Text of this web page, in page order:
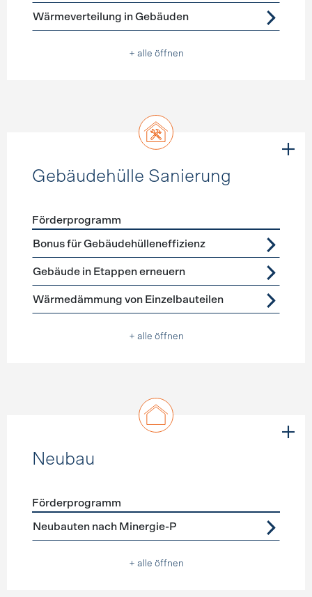
Wärmeverteilung in Gebäuden
+ alle öffnen
Gebäudehülle Sanierung
Förderprogramme Gebäudehülle Sanierung
Förderprogramm
Bonus für Gebäudehülleneffizienz
Gebäude in Etappen erneuern
Wärmedämmung von Einzelbauteilen
+ alle öffnen
Neubau
Förderprogramme Neubau
Förderprogramm
Neubauten nach Minergie-P
+ alle öffnen